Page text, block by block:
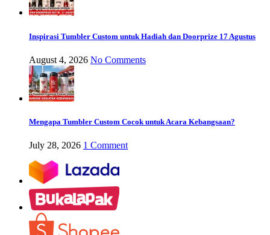
Inspirasi Tumbler Custom untuk Hadiah dan Doorprize 17 Agustus
August 4, 2026 No Comments
Mengapa Tumbler Custom Cocok untuk Acara Kebangsaan?
July 28, 2026 1 Comment